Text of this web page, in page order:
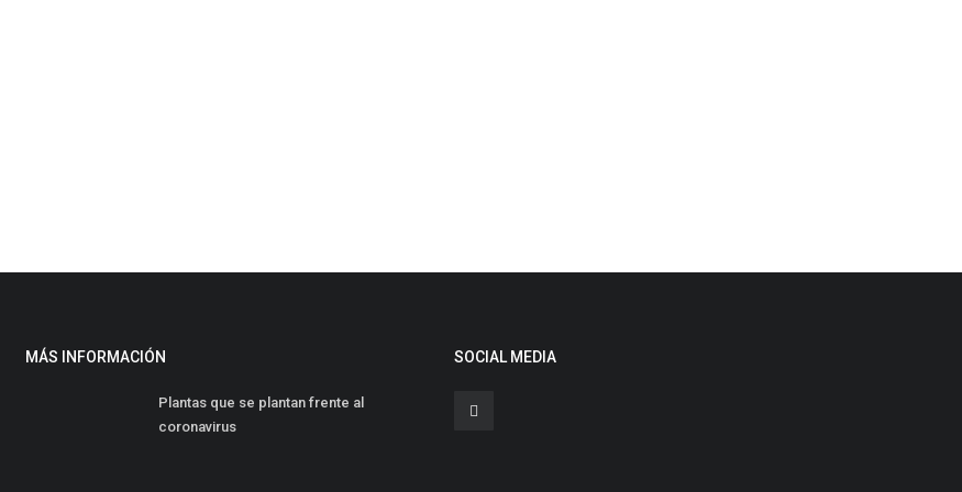
MÁS INFORMACIÓN
Plantas que se plantan frente al
coronavirus
SOCIAL MEDIA